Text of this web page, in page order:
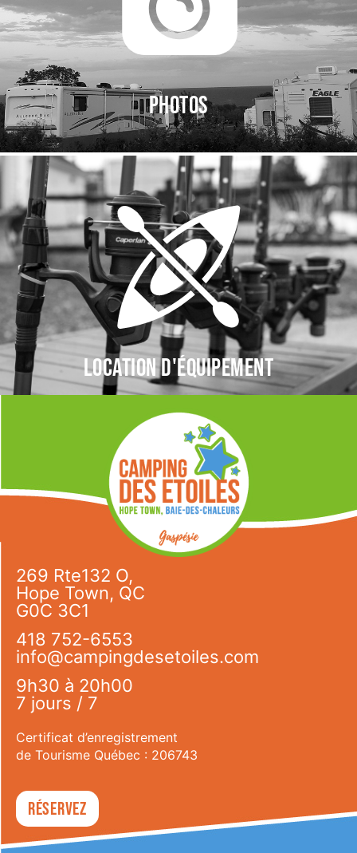
Photos
Location d'équipement
269 Rte132 O,
Hope Town, QC
G0C 3C1
418 752-6553
info@campingdesetoiles.com
9h30 à 20h00
7 jours / 7
Certificat d’enregistrement
de Tourisme Québec : 206743
Réservez